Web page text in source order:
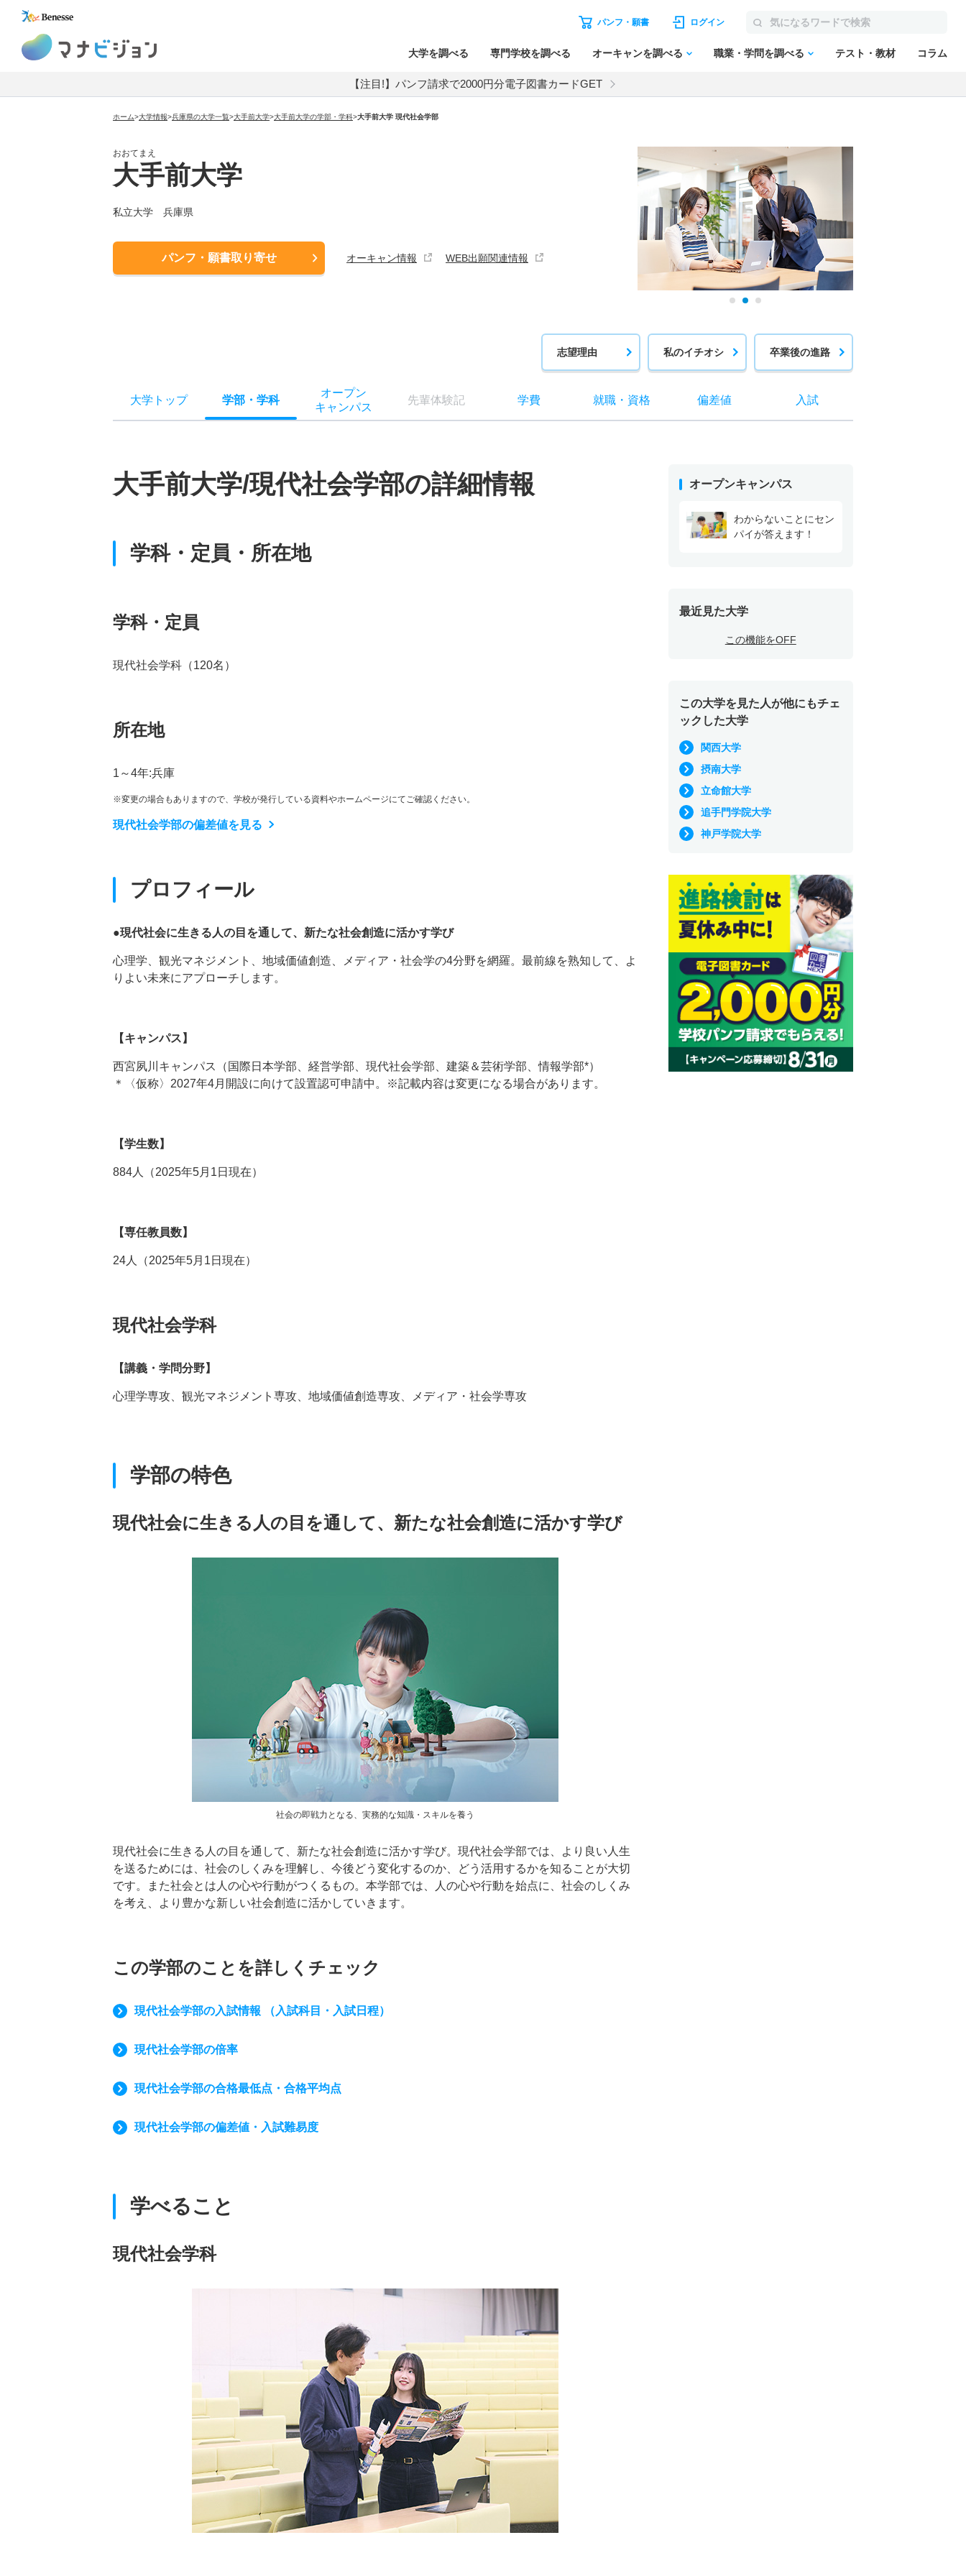
パンフ・願書 ログイン
大学を調べる 専門学校を調べる オーキャンを調べる 職業・学問を調べる テスト・教材 コラム
【注目!】パンフ請求で2000円分電子図書カードGET
ホーム>大学情報>兵庫県の大学一覧>大手前大学>大手前大学の学部・学科>大手前大学 現代社会学部
おおてまえ
大手前大学
私立大学 兵庫県
パンフ・願書取り寄せ オーキャン情報 WEB出願関連情報
志望理由 私のイチオシ 卒業後の進路
大学トップ 学部 ・ 学科
オープン
キャンパス
先輩体験記 学費 就職・ 資格 偏差値 入試
大手前大学/現代社会学部の詳細情報
学科・定員・所在地
学科・定員
現代社会学科（120名）
所在地
1～4年:兵庫
※変更の場合もありますので、学校が発行している資料やホームページにてご確認ください。
現代社会学部の偏差値を見る
プロフィール
●現代社会に生きる人の目を通して、新たな社会創造に活かす学び
心理学、観光マネジメント、地域価値創造、メディア・社会学の4分野を網羅。最前線を熟知して、よ
りよい未来にアプローチします。
【キャンパス】
西宮夙川キャンパス（国際日本学部、経営学部、現代社会学部、建築＆芸術学部、情報学部*）
＊〈仮称〉2027年4月開設に向けて設置認可申請中。※記載内容は変更になる場合があります。
【学生数】
884人（2025年5月1日現在）
【専任教員数】
24人（2025年5月1日現在）
現代社会学科
【講義・学問分野】
心理学専攻、観光マネジメント専攻、地域価値創造専攻、メディア・社会学専攻
学部の特色
現代社会に生きる人の目を通して、新たな社会創造に活かす学び
社会の即戦力となる、実務的な知識・スキルを養う
現代社会に生きる人の目を通して、新たな社会創造に活かす学び。現代社会学部では、より良い人生
を送るためには、社会のしくみを理解し、今後どう変化するのか、どう活用するかを知ることが大切
です。また社会とは人の心や行動がつくるもの。本学部では、人の心や行動を始点に、社会のしくみ
を考え、より豊かな新しい社会創造に活かしていきます。
この学部のことを詳しくチェック
現代社会学部の入試情報 （入試科目・入試日程）
現代社会学部の倍率
現代社会学部の合格最低点・合格平均点
現代社会学部の偏差値・入試難易度
学べること
現代社会学科
オープンキャンパス
わからないことにセン
パイが答えます！
最近見た大学
この機能をOFF
この大学を見た人が他にもチェ
ックした大学
関西大学
摂南大学
立命館大学
追手門学院大学
神戸学院大学